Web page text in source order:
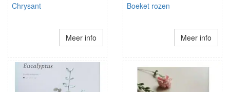
Chrysant
Meer info
Boeket rozen
Meer info